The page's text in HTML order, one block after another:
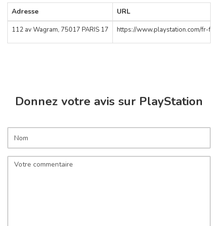
Adresse URL
112 av Wagram, 75017 PARIS 17 https://www.playstation.com/fr-fr/
Donnez votre avis sur PlayStation